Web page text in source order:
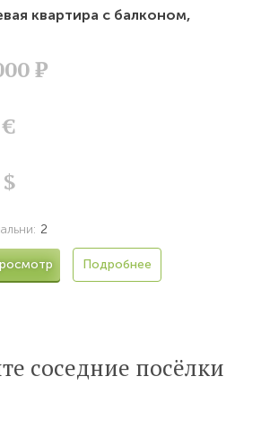
квартира с балконом,
Р
2
Подробнее
соседние посёлки